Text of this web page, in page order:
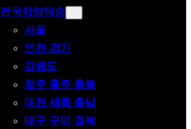
전국차량탁송
서울
인천 경기
강원도
청주 충주 충북
대전 세종 충남
대구 구미 경북